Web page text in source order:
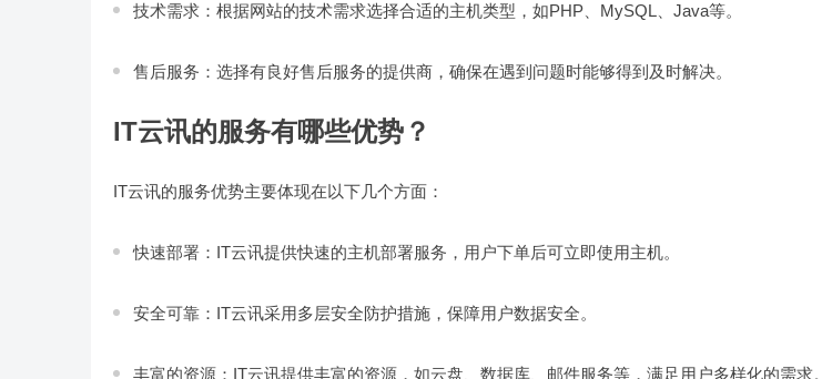
技术需求：根据网站的技术需求选择合适的主机类型，如PHP、MySQL、Java等。
售后服务：选择有良好售后服务的提供商，确保在遇到问题时能够得到及时解决。
IT云讯的服务有哪些优势？
IT云讯的服务优势主要体现在以下几个方面：
快速部署：IT云讯提供快速的主机部署服务，用户下单后可立即使用主机。
安全可靠：IT云讯采用多层安全防护措施，保障用户数据安全。
丰富的资源：IT云讯提供丰富的资源，如云盘、数据库、邮件服务等，满足用户多样化的需求。